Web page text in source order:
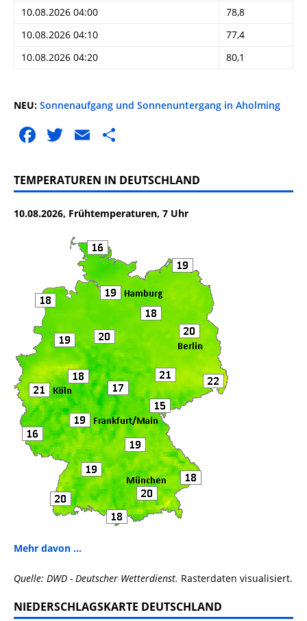
10.08.2026 04:00
78,8
10.08.2026 04:10
77,4
10.08.2026 04:20
80,1
NEU: Sonnenaufgang und Sonnenuntergang in Aholming
F
c
e
b
k
T
it
te
r
E
ai
l
le
n
TEMPERATUREN IN DEUTSCHLAND
10.08.2026, Frühtemperaturen, 7 Uhr
Mehr davon ...
Quelle: DWD - Deutscher Wetterdienst. Rasterdaten visualisiert.
NIEDERSCHLAGSKARTE DEUTSCHLAND